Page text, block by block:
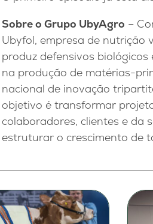
Sobre o Grupo UbyAgro –
Ubyfol, empresa de nutrição
produz defensivos
na produção de matérias-
nacional de inovação
objetivo é transformar
colaboradores, clientes e da
estruturar o crescimento de